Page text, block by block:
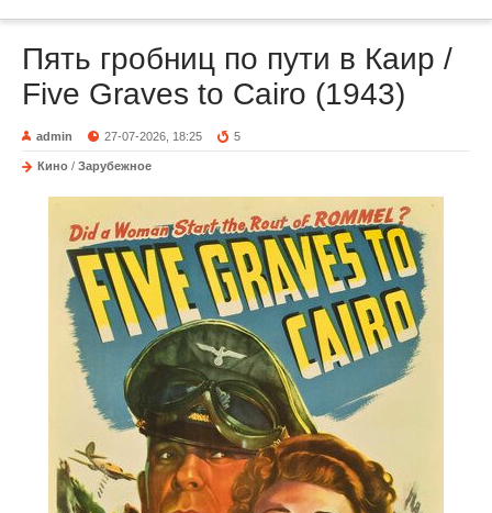
Пять гробниц по пути в Каир /
Five Graves to Cairo (1943)
admin 27-07-2026, 18:25 5
Кино / Зарубежное